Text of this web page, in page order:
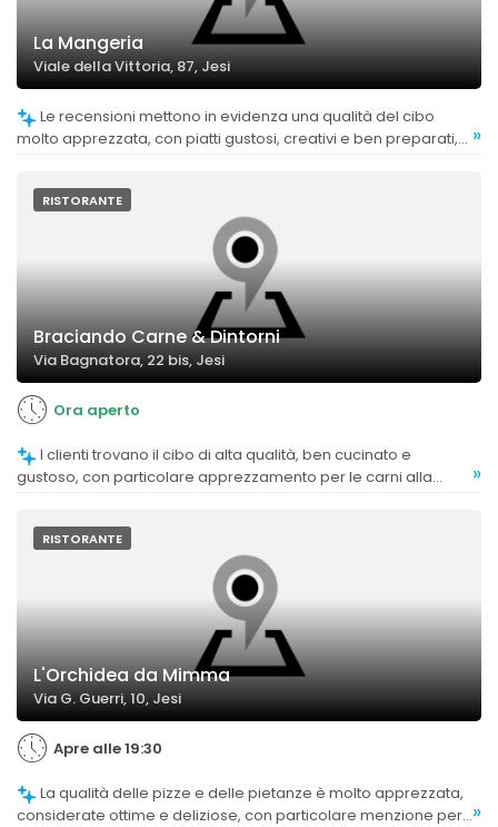
La Mangeria
Viale della Vittoria, 87, Jesi
molto apprezzata, con piatti gustosi, creativi e ben preparati,
»
RISTORANTE
Braciando Carne & Dintorni
Via Bagnatora, 22 bis, Jesi
Ora aperto
gustoso, con particolare apprezzamento per le carni alla
positiva.
»
RISTORANTE
L'Orchidea da Mimma
Via G. Guerri, 10, Jesi
Apre alle 19:30
considerate ottime e deliziose, con particolare menzione per »